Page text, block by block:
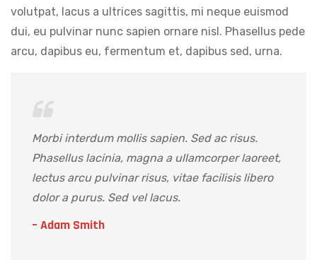
volutpat, lacus a ultrices sagittis, mi neque euismod
dui, eu pulvinar nunc sapien ornare nisl. Phasellus pede
arcu, dapibus eu, fermentum et, dapibus sed, urna.
Morbi interdum mollis sapien. Sed ac risus.
Phasellus lacinia, magna a ullamcorper laoreet,
lectus arcu pulvinar risus, vitae facilisis libero
dolor a purus. Sed vel lacus.
– Adam Smith